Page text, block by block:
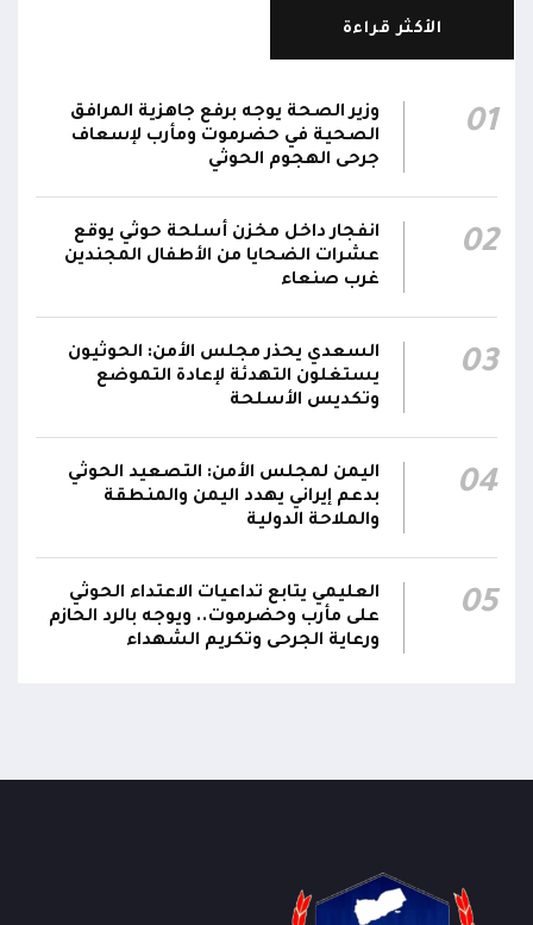
المحاذية لجبهة تورصة في الضالع
مدير ميناء المخا: إصابة عدد من العاملين في
الميناء جراء القصف الحوثي
الأكثر قراءة
01
وزير الصحة يوجه برفع جاهزية المرافق
الصحية في حضرموت ومأرب لإسعاف
جرحى الهجوم الحوثي
02
انفجار داخل مخزن أسلحة حوثي يوقع
عشرات الضحايا من الأطفال المجندين
غرب صنعاء
03
السعدي يحذر مجلس الأمن: الحوثيون
يستغلون التهدئة لإعادة التموضع
وتكديس الأسلحة
04
اليمن لمجلس الأمن: التصعيد الحوثي
بدعم إيراني يهدد اليمن والمنطقة
والملاحة الدولية
05
العليمي يتابع تداعيات الاعتداء الحوثي
على مأرب وحضرموت.. ويوجه بالرد الحازم
ورعاية الجرحى وتكريم الشهداء